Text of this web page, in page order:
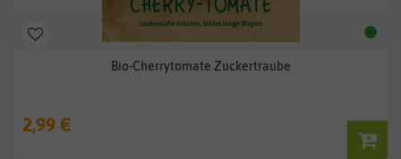
Bio-Cherrytomate Zuckertraube
2,99 €